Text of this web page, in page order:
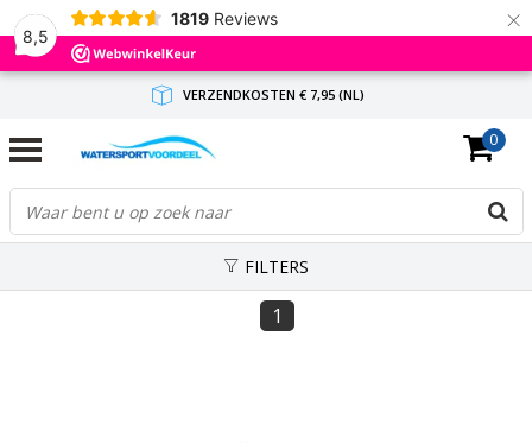
8,5
1819 Reviews ×
VERZENDKOSTEN € 7,95 (NL)
GRATIS VERZENDING(NL) VANAF € 65,-
BINNEN 1-3 WERKDAGEN ANTWOORD
0
FILTERS
1